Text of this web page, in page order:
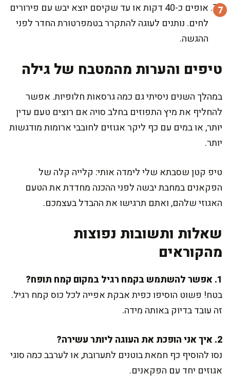
אופים כ-40 דקות או עד שקיסם יוצא יבש עם פירורים
לחים. נותנים לעוגה להתקרר בטמפרטורת החדר לפני
ההגשה.
טיפים והערות מהמטבח של גילה
במהלך השנים ניסיתי גם כמה גרסאות חלופיות. אפשר
להחליף את מיץ התפוזים בחלב סויה אם רוצים טעם עדין
יותר, או במים עם כף ליקר אגוזים לחובבי ארומות מודגשות
יותר.
טיפ קטן שסבתא שלי לימדה אותי: קלייה קלה של
הפקאנים במחבת יבשה לפני ההכנה מחדדת את הטעם
האגוזי שלהם, ואתם תרגישו את ההבדל בעצמכם.
שאלות ותשובות נפוצות
מהקוראים
1. אפשר להשתמש בקמח רגיל במקום קמח תופח?
בטח! פשוט הוסיפו כפית אבקת אפייה לכל כוס קמח רגיל.
זה עובד בדיוק באותה מידה.
2. איך אני הופכת את העוגה ליותר עשירה?
נסו להוסיף כף חמאת בוטנים לתערובת, או לערבב כמה סוגי
אגוזים יחד עם הפקאנים.